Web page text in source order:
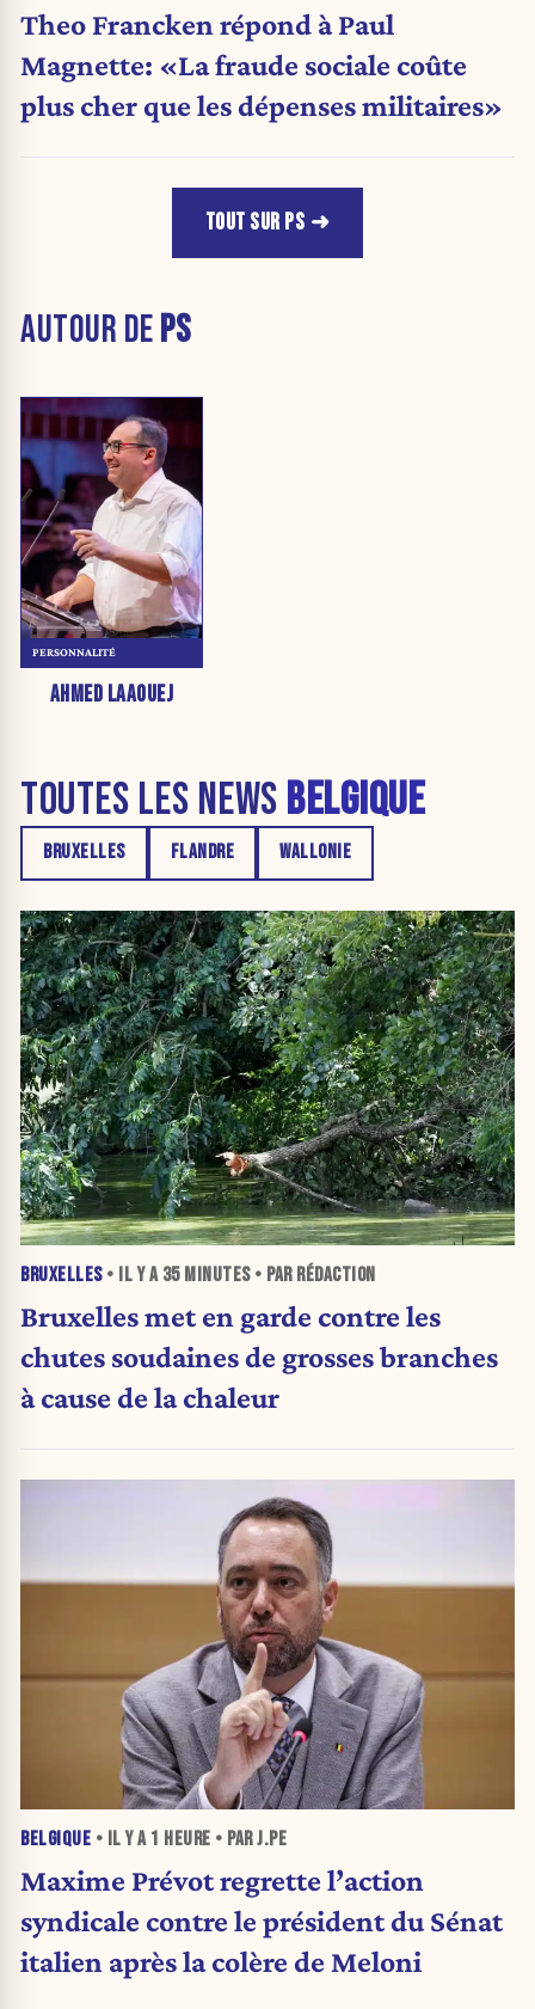
Theo Francken répond à Paul
Magnette: «La fraude sociale coûte
plus cher que les dépenses militaires»
TOUT SUR PS
AUTOUR DEPS
AHMED LAAOUEJ
PERSONNALITÉ
TOUTES LES NEWS BELGIQUE
BRUXELLES FLANDRE WALLONIE
BRUXELLES• IL Y A 35 MINUTES• PAR RÉDACTION
Bruxelles met en garde contre les
chutes soudaines de grosses branches
à cause de la chaleur
BELGIQUE • IL Y A 1 HEURE • PAR J.PE
Maxime Prévot regrette l’action
syndicale contre le président du Sénat
italien après la colère de Meloni